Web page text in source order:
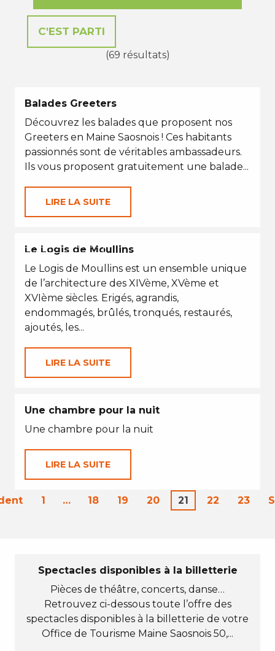
(69 résultats)
Balades Greeters
Découvrez les balades que proposent nos
Greeters en Maine Saosnois ! Ces habitants
passionnés sont de véritables ambassadeurs.
Ils vous proposent gratuitement une balade...
LIRE LA SUITE
EN TOUTES SAISONS
Le Logis de Moullins
Le Logis de Moullins est un ensemble unique
de l’architecture des XIVème, XVème et
XVIème siècles. Erigés, agrandis,
endommagés, brûlés, tronqués, restaurés,
ajoutés, les...
LIRE LA SUITE
Une chambre pour la nuit
Une chambre pour la nuit
LIRE LA SUITE
1 … 18 19 20 21 22 23
Spectacles disponibles à la billetterie
Pièces de théâtre, concerts, danse…
Retrouvez ci-dessous toute l’offre des
spectacles disponibles à la billetterie de votre
Office de Tourisme Maine Saosnois 50,...